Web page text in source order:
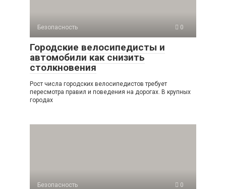
Безопасность 0
Городские велосипедисты и
автомобили как снизить
столкновения
Рост числа городских велосипедистов требует
пересмотра правил и поведения на дорогах. В крупных
городах
Безопасность 0